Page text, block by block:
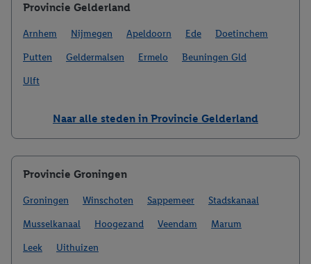
Provincie Gelderland
Arnhem Nijmegen Apeldoorn Ede
Doetinchem
Putten
Geldermalsen Ermelo
Beuningen Gld
Ulft
Naar alle steden in Provincie Gelderland
Provincie Groningen
Groningen Winschoten Sappemeer
Stadskanaal
Musselkanaal
Hoogezand Veendam
Marum
Leek
Uithuizen